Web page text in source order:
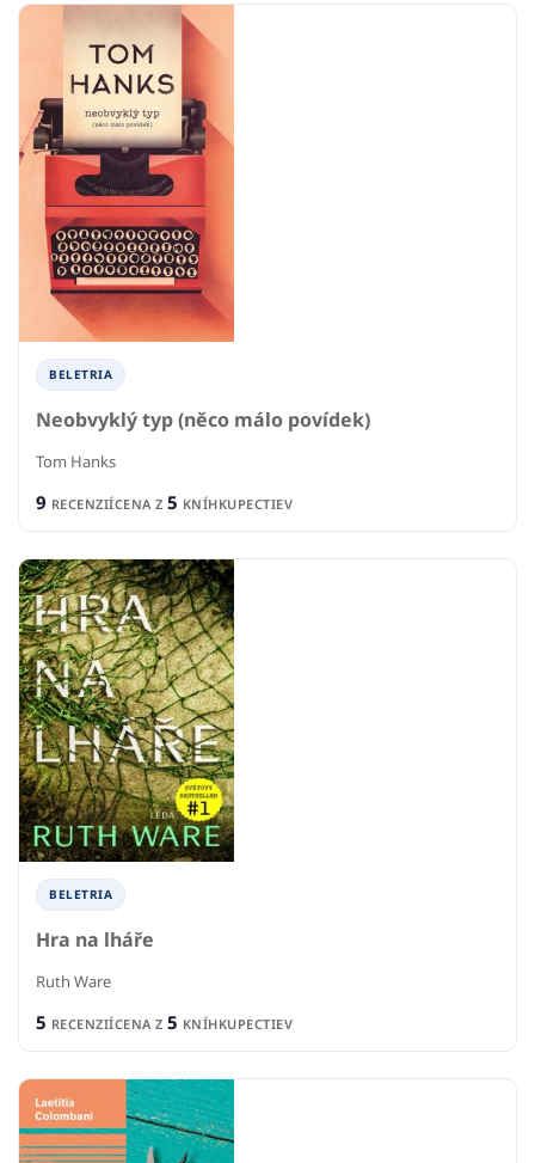
BELETRIA
Neobvyklý typ (něco málo povídek)
Tom Hanks
9 RECENZIÍCENA Z 5 KNÍHKUPECTIEV
BELETRIA
Hra na lháře
Ruth Ware
5 RECENZIÍCENA Z 5 KNÍHKUPECTIEV